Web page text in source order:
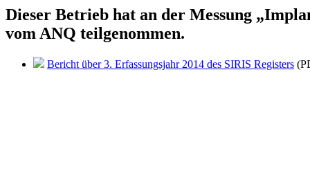
Dieser Betrieb hat an der Messung
vom ANQ teilgenommen.
Bericht über 3. Erfassungsjahr 2014 des SIRIS Registers